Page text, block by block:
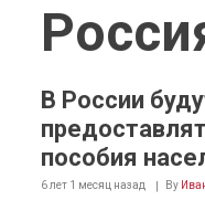
В России
пособия
6 лет 1 месяц назад By